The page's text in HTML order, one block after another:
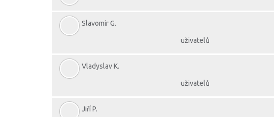
Slavomir G.
uživatelů
Vladyslav K.
uživatelů
Jiří P.